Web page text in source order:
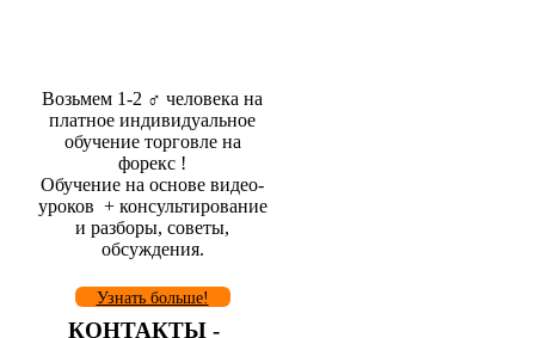
Возьмем 1-2 ‍♂️ человека на
платное индивидуальное
обучение торговле на
форекс !
Обучение на основе видео-
уроков ️ + консультирование
и разборы, советы,
обсуждения.
Узнать больше!
КОНТАКТЫ -